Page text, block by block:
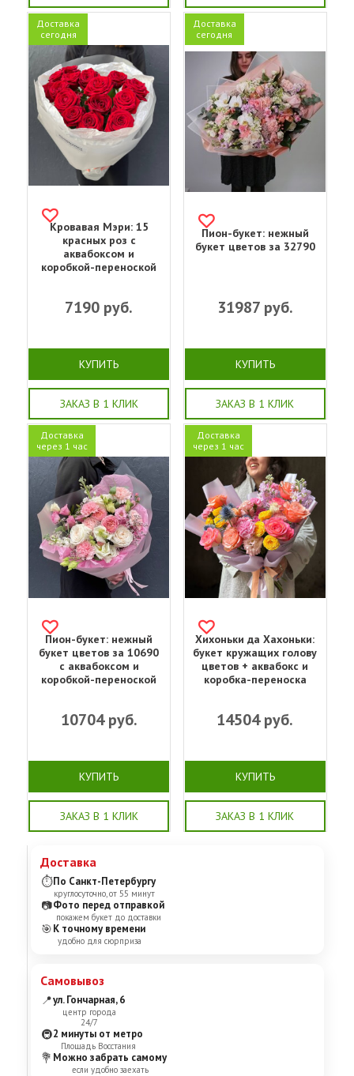
Доставка
сегодня
Кровавая Мэри: 15
красных роз с
аквабоксом и
коробкой-переноской
7190 руб.
КУПИТЬ
ЗАКАЗ В 1 КЛИК
Доставка
сегодня
Пион-букет: нежный
букет цветов за 32790
31987руб.
КУПИТЬ
ЗАКАЗ В 1 КЛИК
Доставка
через 1 час
Пион-букет: нежный
букет цветов за 10690
с аквабоксом и
коробкой-переноской
10704руб.
КУПИТЬ
ЗАКАЗ В 1 КЛИК
Доставка
через 1 час
Хихоньки да Хахоньки:
букет кружащих голову
цветов + аквабокс и
коробка-переноска
14504руб.
КУПИТЬ
ЗАКАЗ В 1 КЛИК
Доставка
⏱По Санкт-Петербургу
круглосуточно, от 55 минут
📷Фото перед отправкой
покажем букет до доставки
🎯К точному времени
удобно для сюрприза
Самовывоз
📍ул. Гончарная, 6
центр города
24/7
🚇2 минуты от метро
Площадь Восстания
💐 Можно забрать самому
если удобно заехать